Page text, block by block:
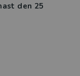
den 25